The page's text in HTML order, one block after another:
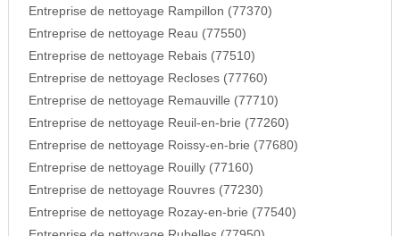
Entreprise de nettoyage Rampillon (77370)
Entreprise de nettoyage Reau (77550)
Entreprise de nettoyage Rebais (77510)
Entreprise de nettoyage Recloses (77760)
Entreprise de nettoyage Remauville (77710)
Entreprise de nettoyage Reuil-en-brie (77260)
Entreprise de nettoyage Roissy-en-brie (77680)
Entreprise de nettoyage Rouilly (77160)
Entreprise de nettoyage Rouvres (77230)
Entreprise de nettoyage Rozay-en-brie (77540)